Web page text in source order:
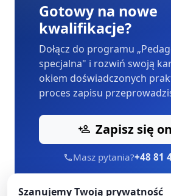
Gotowy na nowe
kwalifikacje?
Dołącz do programu
specjalna" i rozwiń swoją
okiem doświadczonych
proces zapisu
Zapisz się
Masz pytania?+48 81
Szanujemy Twoją prywatność